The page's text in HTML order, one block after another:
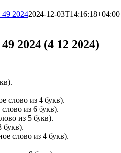
20242024-12-03T14:16:18+04:00
2024 (4 12 2024)
слово из 4 букв).
из 6 букв).
из 5 букв).
букв).
слово из 4 букв).